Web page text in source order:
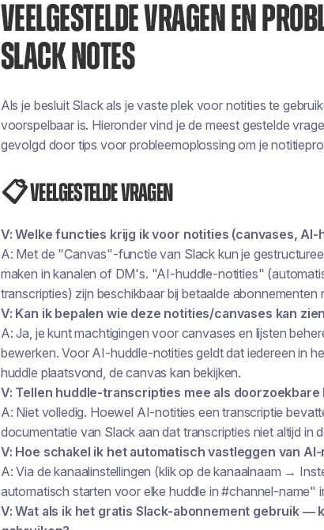
VEELGESTELDE VRAGEN EN
SLACK NOTES
Als je besluit Slack als je vaste plek voor notities te
voorspelbaar is. Hieronder vind je de meest gestelde
gevolgd door tips voor probleemoplossing om je
📋 Veelgestelde vragen
V: Welke functies krijg ik voor notities (canvases,
A: Met de "Canvas"-functie van Slack kun je
maken in kanalen of DM's. "AI-huddle-notities"
transcripties) zijn beschikbaar bij betaalde
V: Kan ik bepalen wie deze notities/canvases kan
A: Ja, je kunt machtigingen voor canvases en lijsten
bewerken. Voor AI-huddle-notities geldt dat iedereen in
huddle plaatsvond, de canvas kan bekijken.
V: Tellen huddle-transcripties mee als
A: Niet volledig. Hoewel AI-notities een transcriptie
documentatie van Slack aan dat transcripties nietaltijd in
V: Hoe schakel ik het automatisch vastleggen van
A: Via de kanaalinstellingen (klik op de kanaalnaam →
automatisch starten voor elke huddle in #channel-name"
V: Wat als ik het gratis Slack-abonnement gebruik —